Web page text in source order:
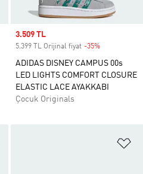
Sale price
3.509 TL
5.399 TL Orijinal fiyat -35%
ADIDAS DISNEY CAMPUS 00s
LED LIGHTS COMFORT CLOSURE
ELASTIC LACE AYAKKABI
Çocuk Originals